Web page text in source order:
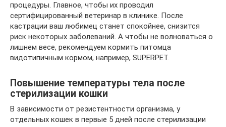
процедуры. Главное, чтобы их проводил
сертифицированный ветеринар в клинике. После
кастрации ваш любимец станет спокойнее, снизится
риск некоторых заболеваний. А чтобы не волноваться о
лишнем весе, рекомендуем кормить питомца
видотипичным кормом, например, SUPERPET.
Повышение температуры тела после
стерилизации кошки
В зависимости от резистентности организма, у
отдельных кошек в первые 5 дней после стерилизации